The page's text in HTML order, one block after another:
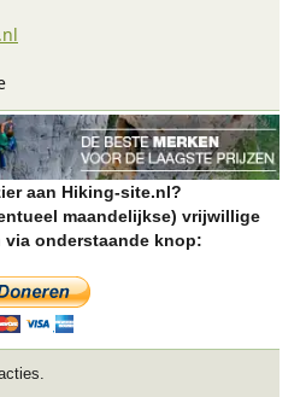
aan Hiking-site.nl?
maandelijkse) vrijwillige
onderstaande knop: